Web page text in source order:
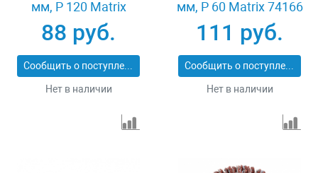
мм, P 120 Matrix
74104
88 руб.
Сообщить о поступлении
Нет в наличии
мм, P 60 Matrix 74166
111 руб.
Сообщить о поступлении
Нет в наличии